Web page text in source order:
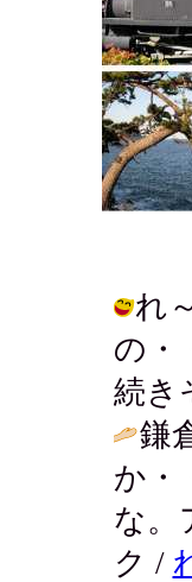
れ
の・
続き
鎌
か
な。
ク /